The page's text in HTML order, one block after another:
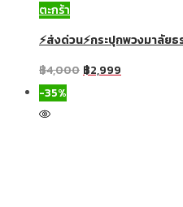
ตะกร้า
⚡ส่งด่วน⚡กระปุกพวงมาลัย
฿4,000฿2,999
-35%